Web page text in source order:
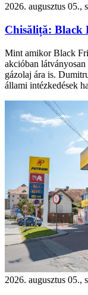
2026. augusztus 05.,
Chisăliță: Black
Mint amikor Black
akcióban látványosan
gázolaj ára is.
állami intézkedések
2026. augusztus 05.,